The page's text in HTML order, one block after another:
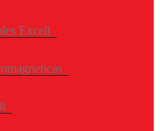
Excell